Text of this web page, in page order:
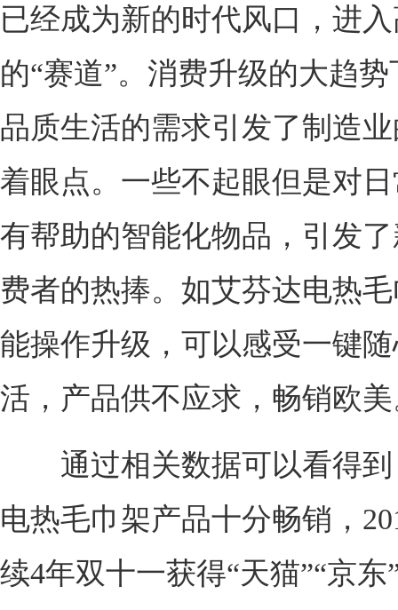
已经成为新的时代风口，进
的“赛道”。消费升级的大趋
品质生活的需求引发了制造
着眼点。一些不起眼但是对
有帮助的智能化物品，引发
费者的热捧。如艾芬达电热
能操作升级，可以感受一键
活，产品供不应求，畅销欧
通过相关数据可以看得到
电热毛巾架产品十分畅销，
续4年双十一获得“天猫”“京东